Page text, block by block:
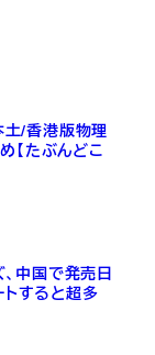
/香港版物理
【たぶんどこ
中国で発売日
すると超多